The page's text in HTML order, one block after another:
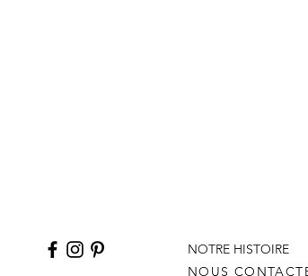
NOTRE HISTOIRE
NOUS